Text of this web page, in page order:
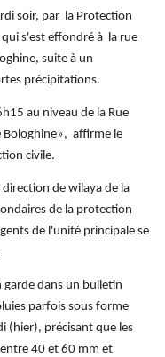
soir, par la Protection
s'est effondré à la rue
suite à un
précipitations.
au niveau de la Rue
Bologhine», affirme le
civile.
de wilaya de la
de la protection
de l'unité principale se
garde dans un bulletin
parfois sous forme
(hier), précisant que les
40 et 60 mm et